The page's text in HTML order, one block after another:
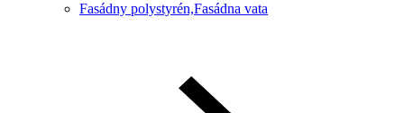
Fasádny polystyrén,Fasádna vata